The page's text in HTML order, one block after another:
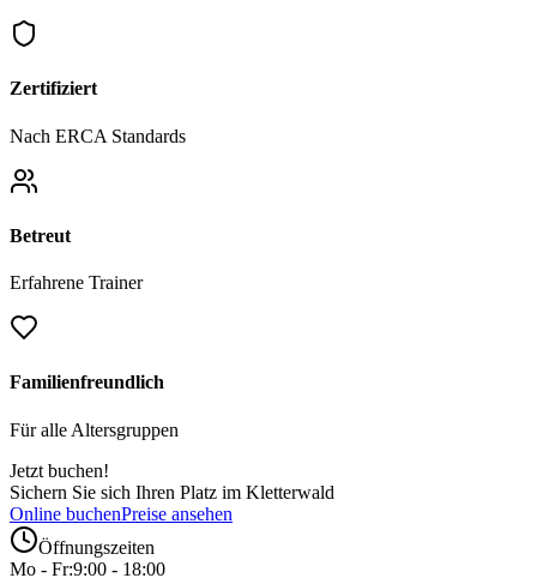
Zertifiziert
Nach ERCA Standards
Betreut
Erfahrene Trainer
Familienfreundlich
Für alle Altersgruppen
Jetzt buchen!
Sichern Sie sich Ihren Platz im Kletterwald
Online buchenPreise ansehen
Öffnungszeiten
Mo - Fr:9:00 - 18:00